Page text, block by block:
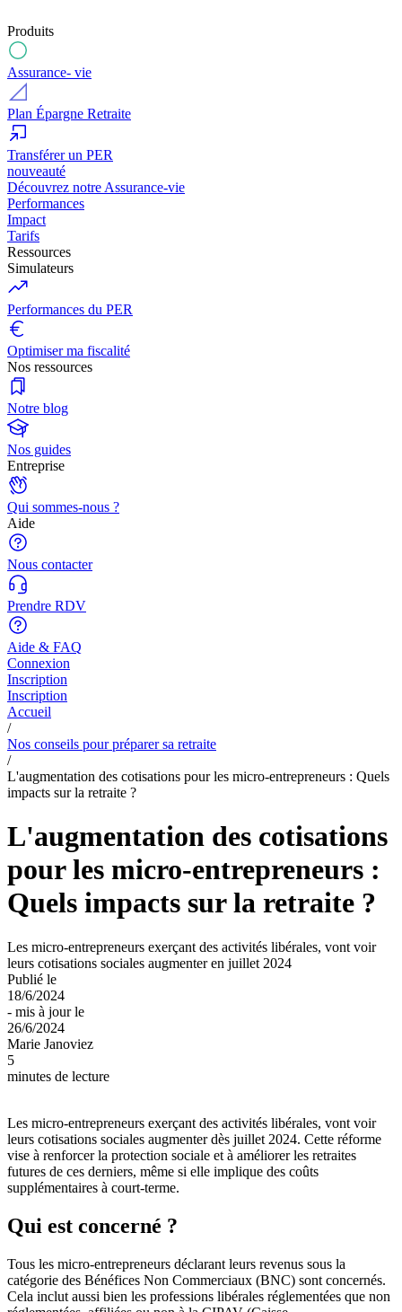
Produits
Assurance- vie
Plan Épargne Retraite
Transférer un PER
nouveauté
Découvrez notre Assurance-vie
Performances
Impact
Tarifs
Ressources
Simulateurs
Performances du PER
Optimiser ma fiscalité
Nos ressources
Notre blog
Nos guides
Entreprise
Qui sommes-nous ?
Aide
Nous contacter
Prendre RDV
Aide & FAQ
Connexion
Inscription
Inscription
Accueil
/
Nos conseils pour préparer sa retraite
/
L'augmentation des cotisations pour les micro-entrepreneurs : Quels
impacts sur la retraite ?
L'augmentation des cotisations
pour les micro-entrepreneurs :
Quels impacts sur la retraite ?
Les micro-entrepreneurs exerçant des activités libérales, vont voir
leurs cotisations sociales augmenter en juillet 2024
Publié le
18/6/2024
- mis à jour le
26/6/2024
Marie Janoviez
5
minutes de lecture
Les micro-entrepreneurs exerçant des activités libérales, vont voir
leurs cotisations sociales augmenter dès juillet 2024. Cette réforme
vise à renforcer la protection sociale et à améliorer les retraites
futures de ces derniers, même si elle implique des coûts
supplémentaires à court-terme.
Qui est concerné ?
Tous les micro-entrepreneurs déclarant leurs revenus sous la
catégorie des Bénéfices Non Commerciaux (BNC) sont concernés.
Cela inclut aussi bien les professions libérales réglementées que non